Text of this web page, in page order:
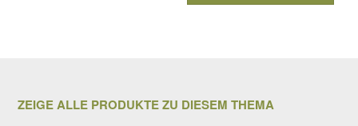
ZEIGE ALLE PRODUKTE ZU DIESEM THEMA